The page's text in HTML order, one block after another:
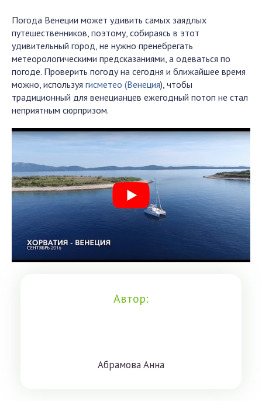
Погода Венеции может удивить самых заядлых
путешественников, поэтому, собираясь в этот
удивительный город, не нужно пренебрегать
метеорологическими предсказаниями, а одеваться по
погоде. Проверить погоду на сегодня и ближайшее время
можно, используя гисметео (Венеция), чтобы
традиционный для венецианцев ежегодный потоп не стал
неприятным сюрпризом.
Автор:
Aбрaмoвa Aннa